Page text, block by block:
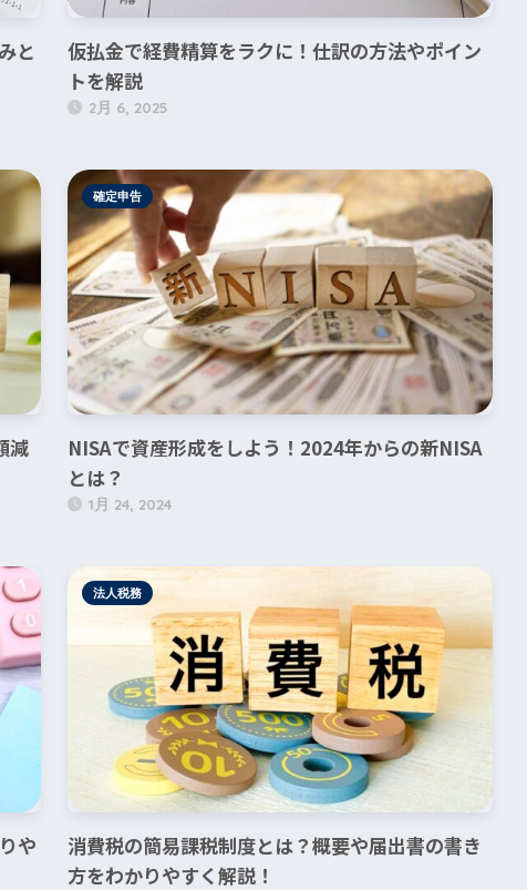
と
仮払金で経費精算をラクに！仕訳の方法やポイン
トを解説
2月 6, 2025
減
NISAで資産形成をしよう！2024年からの新NISA
とは？
1月 24, 2024
確定申告
や
消費税の簡易課税制度とは？概要や届出書の書き
方をわかりやすく解説！
法人税務